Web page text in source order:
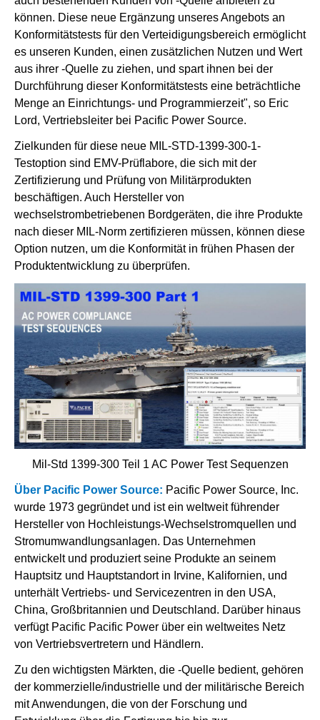
können. Diese neue Ergänzung unseres Angebots an
Konformitätstests für den Verteidigungsbereich ermöglicht
es unseren Kunden, einen zusätzlichen Nutzen und Wert
aus ihrer -Quelle zu ziehen, und spart ihnen bei der
Durchführung dieser Konformitätstests eine beträchtliche
Menge an Einrichtungs- und Programmierzeit", so Eric
Lord, Vertriebsleiter bei Pacific Power Source.
Zielkunden für diese neue MIL-STD-1399-300-1-
Testoption sind EMV-Prüflabore, die sich mit der
Zertifizierung und Prüfung von Militärprodukten
beschäftigen. Auch Hersteller von
wechselstrombetriebenen Bordgeräten, die ihre Produkte
nach dieser MIL-Norm zertifizieren müssen, können diese
Option nutzen, um die Konformität in frühen Phasen der
Produktentwicklung zu überprüfen.
Mil-Std 1399-300 Teil 1 AC Power Test Sequenzen
Über Pacific Power Source: Pacific Power Source, Inc.
wurde 1973 gegründet und ist ein weltweit führender
Hersteller von Hochleistungs-Wechselstromquellen und
Stromumwandlungsanlagen. Das Unternehmen
entwickelt und produziert seine Produkte an seinem
Hauptsitz und Hauptstandort in Irvine, Kalifornien, und
unterhält Vertriebs- und Servicezentren in den USA,
China, Großbritannien und Deutschland. Darüber hinaus
verfügt Pacific Pacific Power über ein weltweites Netz
von Vertriebsvertretern und Händlern.
Zu den wichtigsten Märkten, die -Quelle bedient, gehören
der kommerzielle/industrielle und der militärische Bereich
mit Anwendungen, die von der Forschung und